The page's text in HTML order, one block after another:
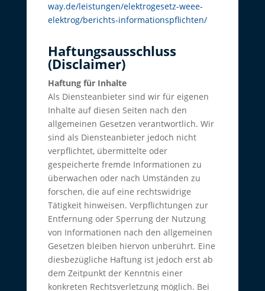
way.de/leistungen/elektrogesetz-weee-
elektrog/berichts-informationspflichten/
Haftungsausschluss
(Disclaimer)
Haftung für Inhalte
Als Diensteanbieter sind wir für eigenen
Inhalte auf diesen Seiten nach den
allgemeinen Gesetzen verantwortlich. Wir
sind als Diensteanbieter jedoch nicht
verpflichtet, übermittelte oder
gespeicherte fremde Informationen zu
überwachen oder nach Umständen zu
forschen, die auf eine rechtswidrige
Tätigkeit hinweisen. Verpflichtungen zur
Entfernung oder Sperrung der Nutzung
von Informationen nach den allgemeinen
Gesetzen bleiben hiervon unberührt. Eine
diesbezügliche Haftung ist jedoch erst ab
dem Zeitpunkt der Kenntnis einer
konkreten Rechtsverletzung möglich. Bei